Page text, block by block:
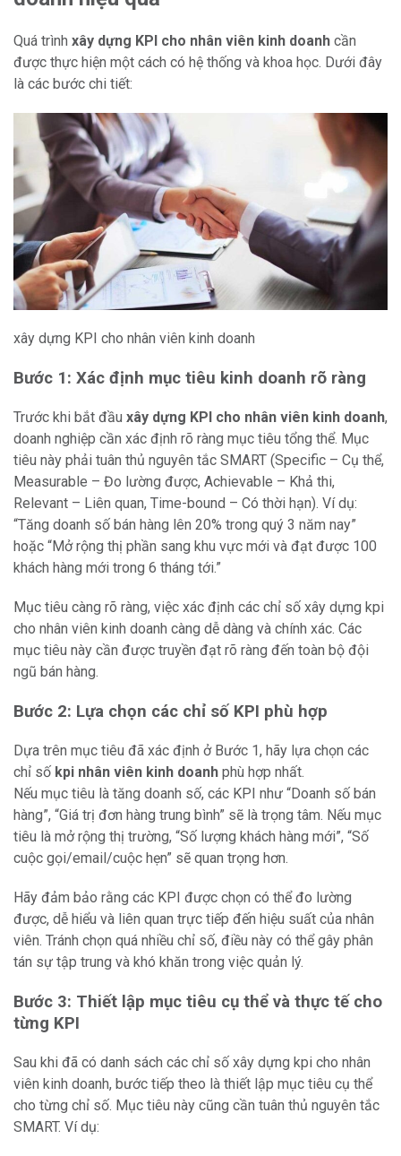
Quá trình xây dựng KPI cho nhân viên kinh doanh cần
được thực hiện một cách có hệ thống và khoa học. Dưới đây
là các bước chi tiết:
xây dựng KPI cho nhân viên kinh doanh
Bước 1: Xác định mục tiêu kinh doanh rõ ràng
Trước khi bắt đầu xây dựng KPI cho nhân viên kinh doanh,
doanh nghiệp cần xác định rõ ràng mục tiêu tổng thể. Mục
tiêu này phải tuân thủ nguyên tắc SMART (Specific – Cụ thể,
Measurable – Đo lường được, Achievable – Khả thi,
Relevant – Liên quan, Time-bound – Có thời hạn). Ví dụ:
“Tăng doanh số bán hàng lên 20% trong quý 3 năm nay”
hoặc “Mở rộng thị phần sang khu vực mới và đạt được 100
khách hàng mới trong 6 tháng tới.”
Mục tiêu càng rõ ràng, việc xác định các chỉ số xây dựng kpi
cho nhân viên kinh doanh càng dễ dàng và chính xác. Các
mục tiêu này cần được truyền đạt rõ ràng đến toàn bộ đội
ngũ bán hàng.
Bước 2: Lựa chọn các chỉ số KPI phù hợp
Dựa trên mục tiêu đã xác định ở Bước 1, hãy lựa chọn các
chỉ số kpi nhân viên kinh doanh phù hợp nhất.
Nếu mục tiêu là tăng doanh số, các KPI như “Doanh số bán
hàng”, “Giá trị đơn hàng trung bình” sẽ là trọng tâm. Nếu mục
tiêu là mở rộng thị trường, “Số lượng khách hàng mới”, “Số
cuộc gọi/email/cuộc hẹn” sẽ quan trọng hơn.
Hãy đảm bảo rằng các KPI được chọn có thể đo lường
được, dễ hiểu và liên quan trực tiếp đến hiệu suất của nhân
viên. Tránh chọn quá nhiều chỉ số, điều này có thể gây phân
tán sự tập trung và khó khăn trong việc quản lý.
Bước 3: Thiết lập mục tiêu cụ thể và thực tế cho
từng KPI
Sau khi đã có danh sách các chỉ số xây dựng kpi cho nhân
viên kinh doanh, bước tiếp theo là thiết lập mục tiêu cụ thể
cho từng chỉ số. Mục tiêu này cũng cần tuân thủ nguyên tắc
SMART. Ví dụ: